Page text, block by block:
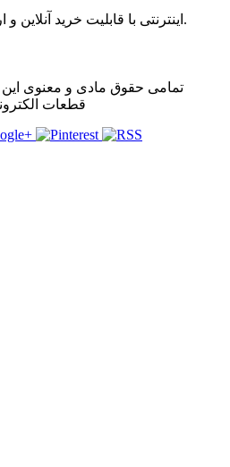
اینترنتی با قابلیت خرید آنلاین و ارسال سفارشات نموده است.
تمامی حقوق مادی و معنوی
قطعات